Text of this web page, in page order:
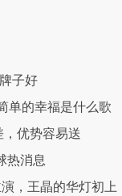
子好
单的幸福是什么歌
优势容易送
热消息
，王晶的华灯初上